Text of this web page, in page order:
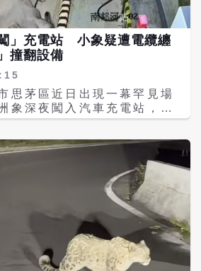
」充電站 小象疑遭電纜纏
撞翻設備
思茅區近日出現一幕罕見場
象深夜闖入汽車充電站，從
畫面可見，象群在充電設備
倒。現場維修人員表示，初
人民幣2萬元（約新台幣8.8
，地點位於雲南省普洱市思
村一處汽車充電站。監視器
洲象在充電站內悠閒走動，
子碰觸充電設備，並將一台
段影片則可聽見象群發出明
面標示設備名稱為「南邦河